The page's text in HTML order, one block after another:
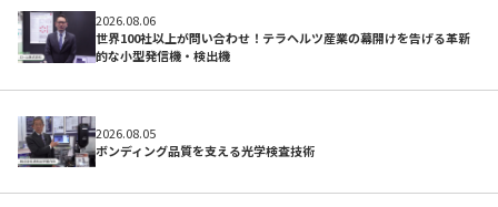
2026.08.06
世界100社以上が問い合わせ！テラヘルツ産業の幕開けを告げる革新
的な小型発信機・検出機
2026.08.05
ボンディング品質を支える光学検査技術